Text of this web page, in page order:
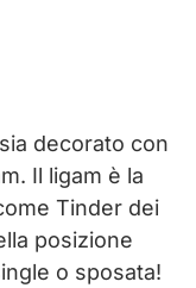
decorato con
Il ligam è la
Tinder dei
posizione
o sposata!